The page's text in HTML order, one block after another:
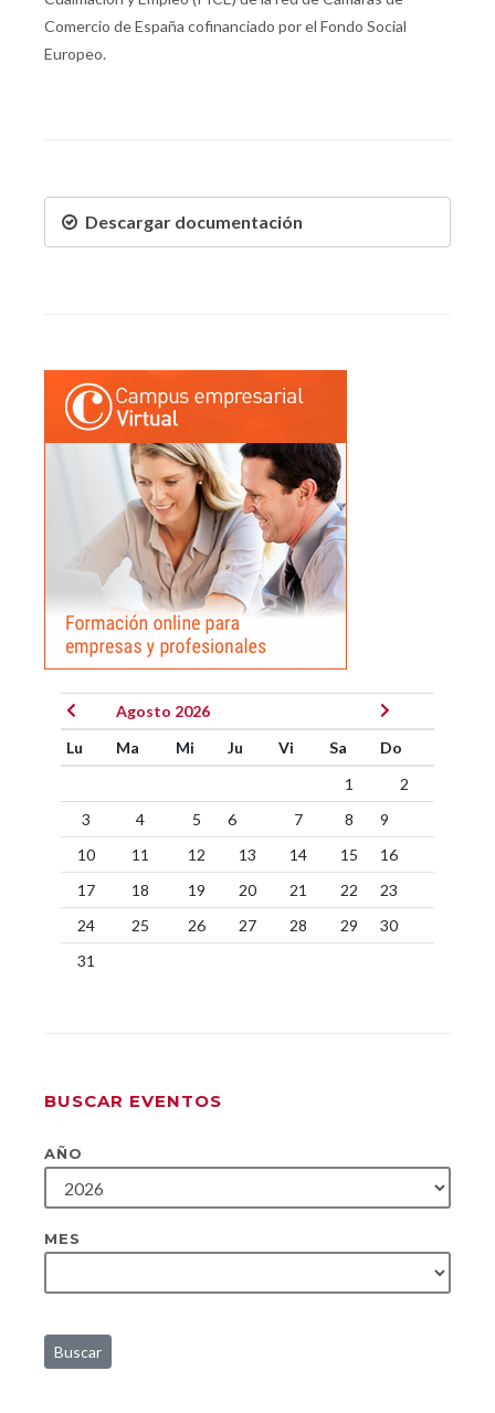
Comercio de España cofinanciado por el Fondo Social
Europeo.
Descargar documentación
Agosto 2026
Lu
Ma Mi Ju Vi Sa
Do
1
2
3
4 5 6 7 8
9
10
11 12 13 14 15
16
17
18 19 20 21 22
23
24
25 26 27 28 29
30
31
BUSCAR EVENTOS
AÑO
MES
Buscar